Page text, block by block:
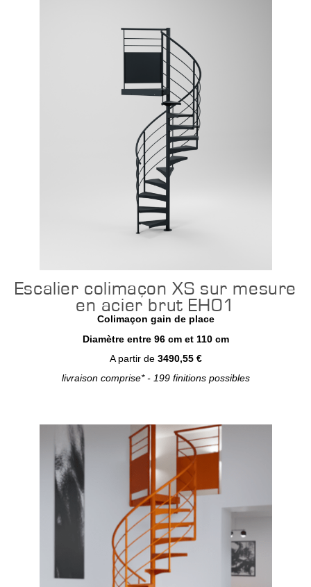
Escalier colimaçon XS sur mesure
en acier brut EH01
Colimaçon gain de place
Diamètre entre 96 cm et 110 cm
A partir de 3490,55 €
livraison comprise* - 199 finitions possibles
Configurer